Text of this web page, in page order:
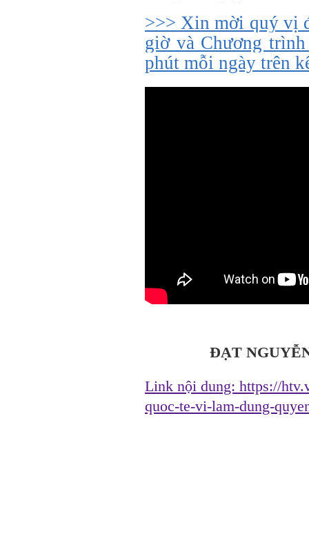
>>> Xin mời quý vị
giờ và Chương
phút mỗi ngày trên
ĐẠT
Link nội dung: https://
quoc-te-vi-lam-dung-